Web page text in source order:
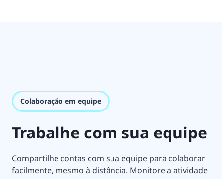
Colaboração em equipe
Trabalhe com sua equipe
Compartilhe contas com sua equipe para colaborar
facilmente, mesmo à distância. Monitore a atividade